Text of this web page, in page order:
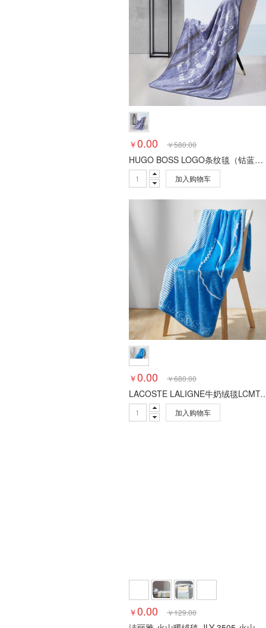
￥0.00 ￥580.00
HUGO BOSS LOGO条纹毯（钴蓝）HBMT-022
加入购物车
￥0.00 ￥680.00
LACOSTE
加入购物车
￥0.00 ￥129.00